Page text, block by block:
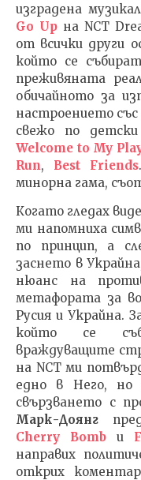
изградена
Go Up на NCT
от всички други
който се
преживяната
обичайното за
настроението
свежо по
Welcome to My
Run, Best Friends
минорна гама,
Когато гледах
ми напомниха
по принцип, а
заснето в
нюанс на
метафората за
Русия и Украйна.
който се
враждуващите
на NCT ми
едно в Него, но
свързването с
Марк-Доянг
Cherry Bomb и
направих
открих